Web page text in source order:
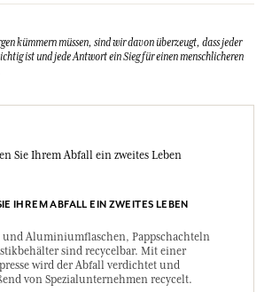
kümmern müssen, sind wir davon überzeugt, dass jeder
ist und jede Antwort ein Sieg für einen menschlicheren
IHREM ABFALL EIN ZWEITES LEBEN
und Aluminiumflaschen, Pappschachteln
sind recycelbar. Mit einer
wird der Abfall verdichtet und
von Spezialunternehmen recycelt.